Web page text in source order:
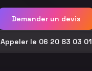
Demander un devis
Appeler le 06 20 83 03 01